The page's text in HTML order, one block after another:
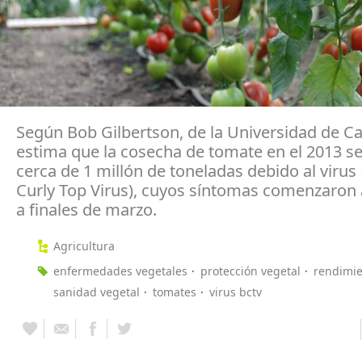
Según Bob Gilbertson, de la Universidad de
estima que la cosecha de tomate en el 2013
cerca de 1 millón de toneladas debido al virus
Curly Top Virus), cuyos síntomas comenzaron
a finales de marzo.
Agricultura
enfermedades vegetales
protección vegetal
sanidad vegetal
tomates virus bctv